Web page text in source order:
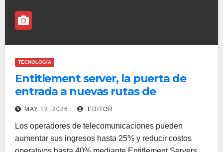
TECNOLOGÍA
Entitlement server, la puerta de
entrada a nuevas rutas de
monetización para operadores,
MAY 12, 2026 EDITOR
Los operadores de telecomunicaciones pueden
aumentar sus ingresos hasta 25% y reducir costos